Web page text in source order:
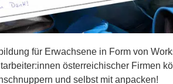
für Erwachsene in Form von
österreichischer Firmen
und selbst mit anpacken!